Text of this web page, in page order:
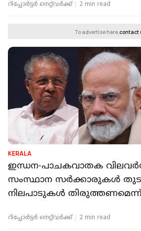
റിപ്പോർട്ടർ നെറ്റ്‌വര്‍ക്ക്‌ 2 min read
To advertise here,contact
KERALA
ഇന്ധന-പാചകവാതക
സംസ്ഥാന സർക്കാരുകൾ
നിലപാടുകൾ തിരുത്തണമെന്ന്
റിപ്പോർട്ടർ നെറ്റ്‌വര്‍ക്ക്‌ 2 min read